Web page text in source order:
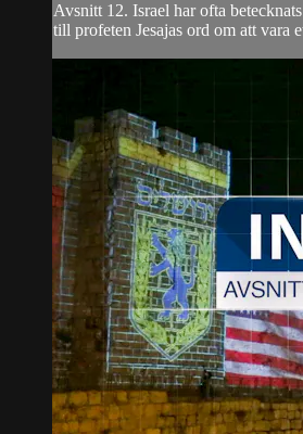
Avsnitt 12. Israel har ofta
till profeten Jesajas ord om att vara